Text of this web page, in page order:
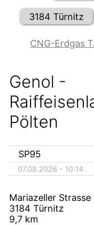
3184 Türnitz
CNG-Erdgas
Genol -
Pölten
SP95
07.08.2026 - 10:14
Mariazeller Strasse
3184 Türnitz
9,7 km